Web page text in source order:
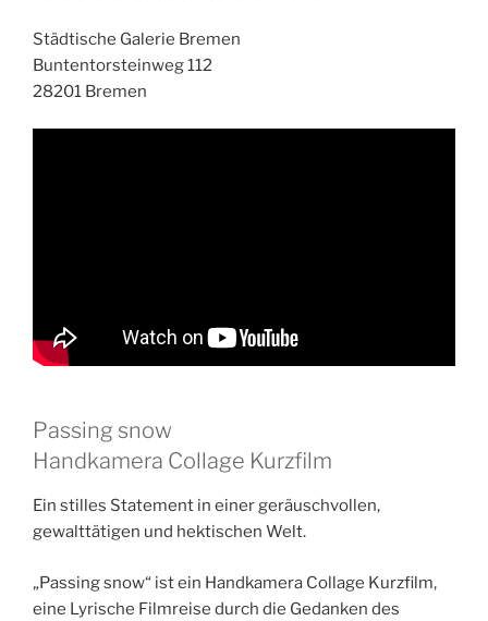
Städtische Galerie Bremen
Buntentorsteinweg 112
28201 Bremen
Passing snow
Handkamera Collage Kurzfilm
Ein stilles Statement in einer geräuschvollen,
gewalttätigen und hektischen Welt.
„Passing snow“ ist ein Handkamera Collage Kurzfilm,
eine Lyrische Filmreise durch die Gedanken des